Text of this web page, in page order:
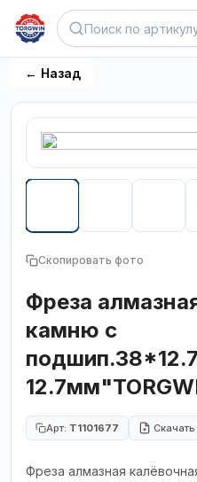
← Назад
Скопировать фото
Фреза
камню с
Арт: T1101677 Скачать
Фреза алмазная